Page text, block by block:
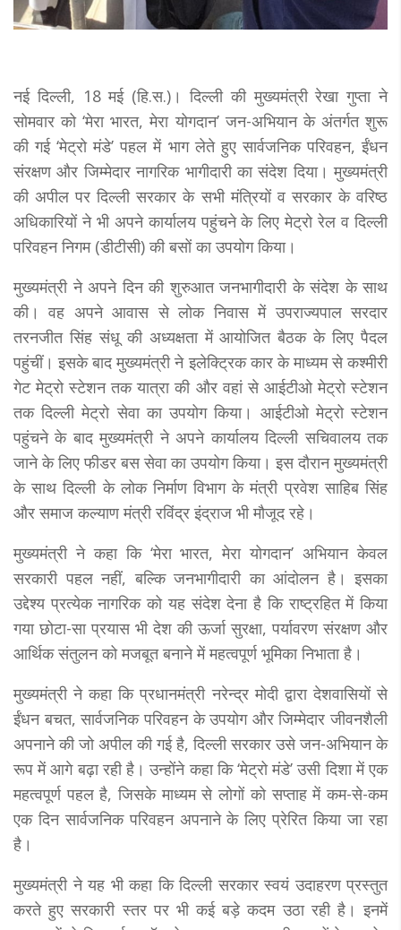
नई दिल्ली, 18 मई (हि.स.)। दिल्ली की मुख्यमंत्री रेखा गुप्ता ने
सोमवार को ‘मेरा भारत, मेरा योगदान’ जन-अभियान के अंतर्गत शुरू
की गई ‘मेट्रो मंडे’ पहल में भाग लेते हुए सार्वजनिक परिवहन, ईंधन
संरक्षण और जिम्मेदार नागरिक भागीदारी का संदेश दिया। मुख्यमंत्री
की अपील पर दिल्ली सरकार के सभी मंत्रियों व सरकार के वरिष्ठ
अधिकारियों ने भी अपने कार्यालय पहुंचने के लिए मेट्रो रेल व दिल्ली
परिवहन निगम (डीटीसी) की बसों का उपयोग किया।
मुख्यमंत्री ने अपने दिन की शुरुआत जनभागीदारी के संदेश के साथ
की। वह अपने आवास से लोक निवास में उपराज्यपाल सरदार
तरनजीत सिंह संधू की अध्यक्षता में आयोजित बैठक के लिए पैदल
पहुंचीं। इसके बाद मुख्यमंत्री ने इलेक्ट्रिक कार के माध्यम से कश्मीरी
गेट मेट्रो स्टेशन तक यात्रा की और वहां से आईटीओ मेट्रो स्टेशन
तक दिल्ली मेट्रो सेवा का उपयोग किया। आईटीओ मेट्रो स्टेशन
पहुंचने के बाद मुख्यमंत्री ने अपने कार्यालय दिल्ली सचिवालय तक
जाने के लिए फीडर बस सेवा का उपयोग किया। इस दौरान मुख्यमंत्री
के साथ दिल्ली के लोक निर्माण विभाग के मंत्री प्रवेश साहिब सिंह
और समाज कल्याण मंत्री रविंद्र इंद्राज भी मौजूद रहे।
मुख्यमंत्री ने कहा कि ‘मेरा भारत, मेरा योगदान’ अभियान केवल
सरकारी पहल नहीं, बल्कि जनभागीदारी का आंदोलन है। इसका
उद्देश्य प्रत्येक नागरिक को यह संदेश देना है कि राष्ट्रहित में किया
गया छोटा-सा प्रयास भी देश की ऊर्जा सुरक्षा, पर्यावरण संरक्षण और
आर्थिक संतुलन को मजबूत बनाने में महत्वपूर्ण भूमिका निभाता है।
मुख्यमंत्री ने कहा कि प्रधानमंत्री नरेन्द्र मोदी द्वारा देशवासियों से
ईंधन बचत, सार्वजनिक परिवहन के उपयोग और जिम्मेदार जीवनशैली
अपनाने की जो अपील की गई है, दिल्ली सरकार उसे जन-अभियान के
रूप में आगे बढ़ा रही है। उन्होंने कहा कि ‘मेट्रो मंडे’ उसी दिशा में एक
महत्वपूर्ण पहल है, जिसके माध्यम से लोगों को सप्ताह में कम-से-कम
एक दिन सार्वजनिक परिवहन अपनाने के लिए प्रेरित किया जा रहा
है।
मुख्यमंत्री ने यह भी कहा कि दिल्ली सरकार स्वयं उदाहरण प्रस्तुत
करते हुए सरकारी स्तर पर भी कई बड़े कदम उठा रही है। इनमें